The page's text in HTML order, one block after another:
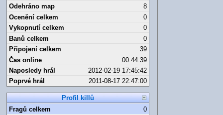
Odehráno map
8
Ocenění celkem
0
Vykopnutí celkem
0
Banů celkem
0
Připojení celkem
39
Čas online
00:44:39
Naposledy hrál
2012-02-19 17:45:42
Poprvé hrál
2011-08-17 22:47:00
Profil killů
Fragů celkem
0